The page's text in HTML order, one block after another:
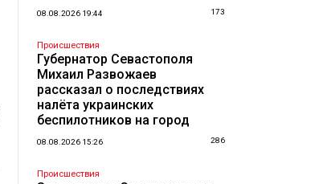
08.08.2026 19:44 173
Происшествия
Губернатор Севастополя
Михаил Развожаев
рассказал о последствиях
налёта украинских
беспилотников на город
08.08.2026 15:26 286
Происшествия